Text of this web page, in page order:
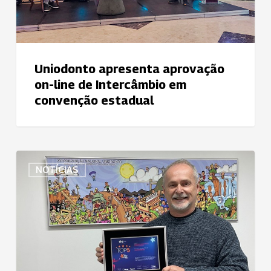
estadual
Uniodonto apresenta aprovação
on-line de Intercâmbio em
convenção estadual
NOTÍCIAS
Uniodonto